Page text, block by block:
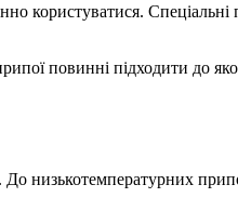
користуватися.
повинні підходити до
низькотемпературних